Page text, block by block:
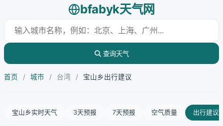
bfabyk天气网
查询天气
首页 / 城市 / 台湾 / 宝山乡出行建议
宝山乡实时天气 3天预报 7天预报 空气质量 出行建议